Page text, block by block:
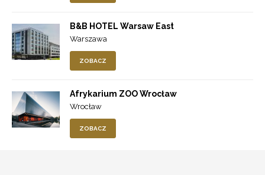
B&B HOTEL Warsaw East
Warszawa
ZOBACZ
Afrykarium ZOO Wrocław
Wrocław
ZOBACZ